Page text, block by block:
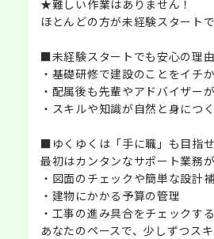
★難しい作業はありません！
ほとんどの方が未経験スタート
■未経験スタートでも安心の理由
・基礎研修で建設のことをイチ
・配属後も先輩やアドバイザー
・スキルや知識が自然と身につ
■ゆくゆくは「手に職」も目指せ
最初はカンタンなサポート業務
・図面のチェックや簡単な設計
・建物にかかる予算の管理
・工事の進み具合をチェック
あなたのペースで、少しずつス